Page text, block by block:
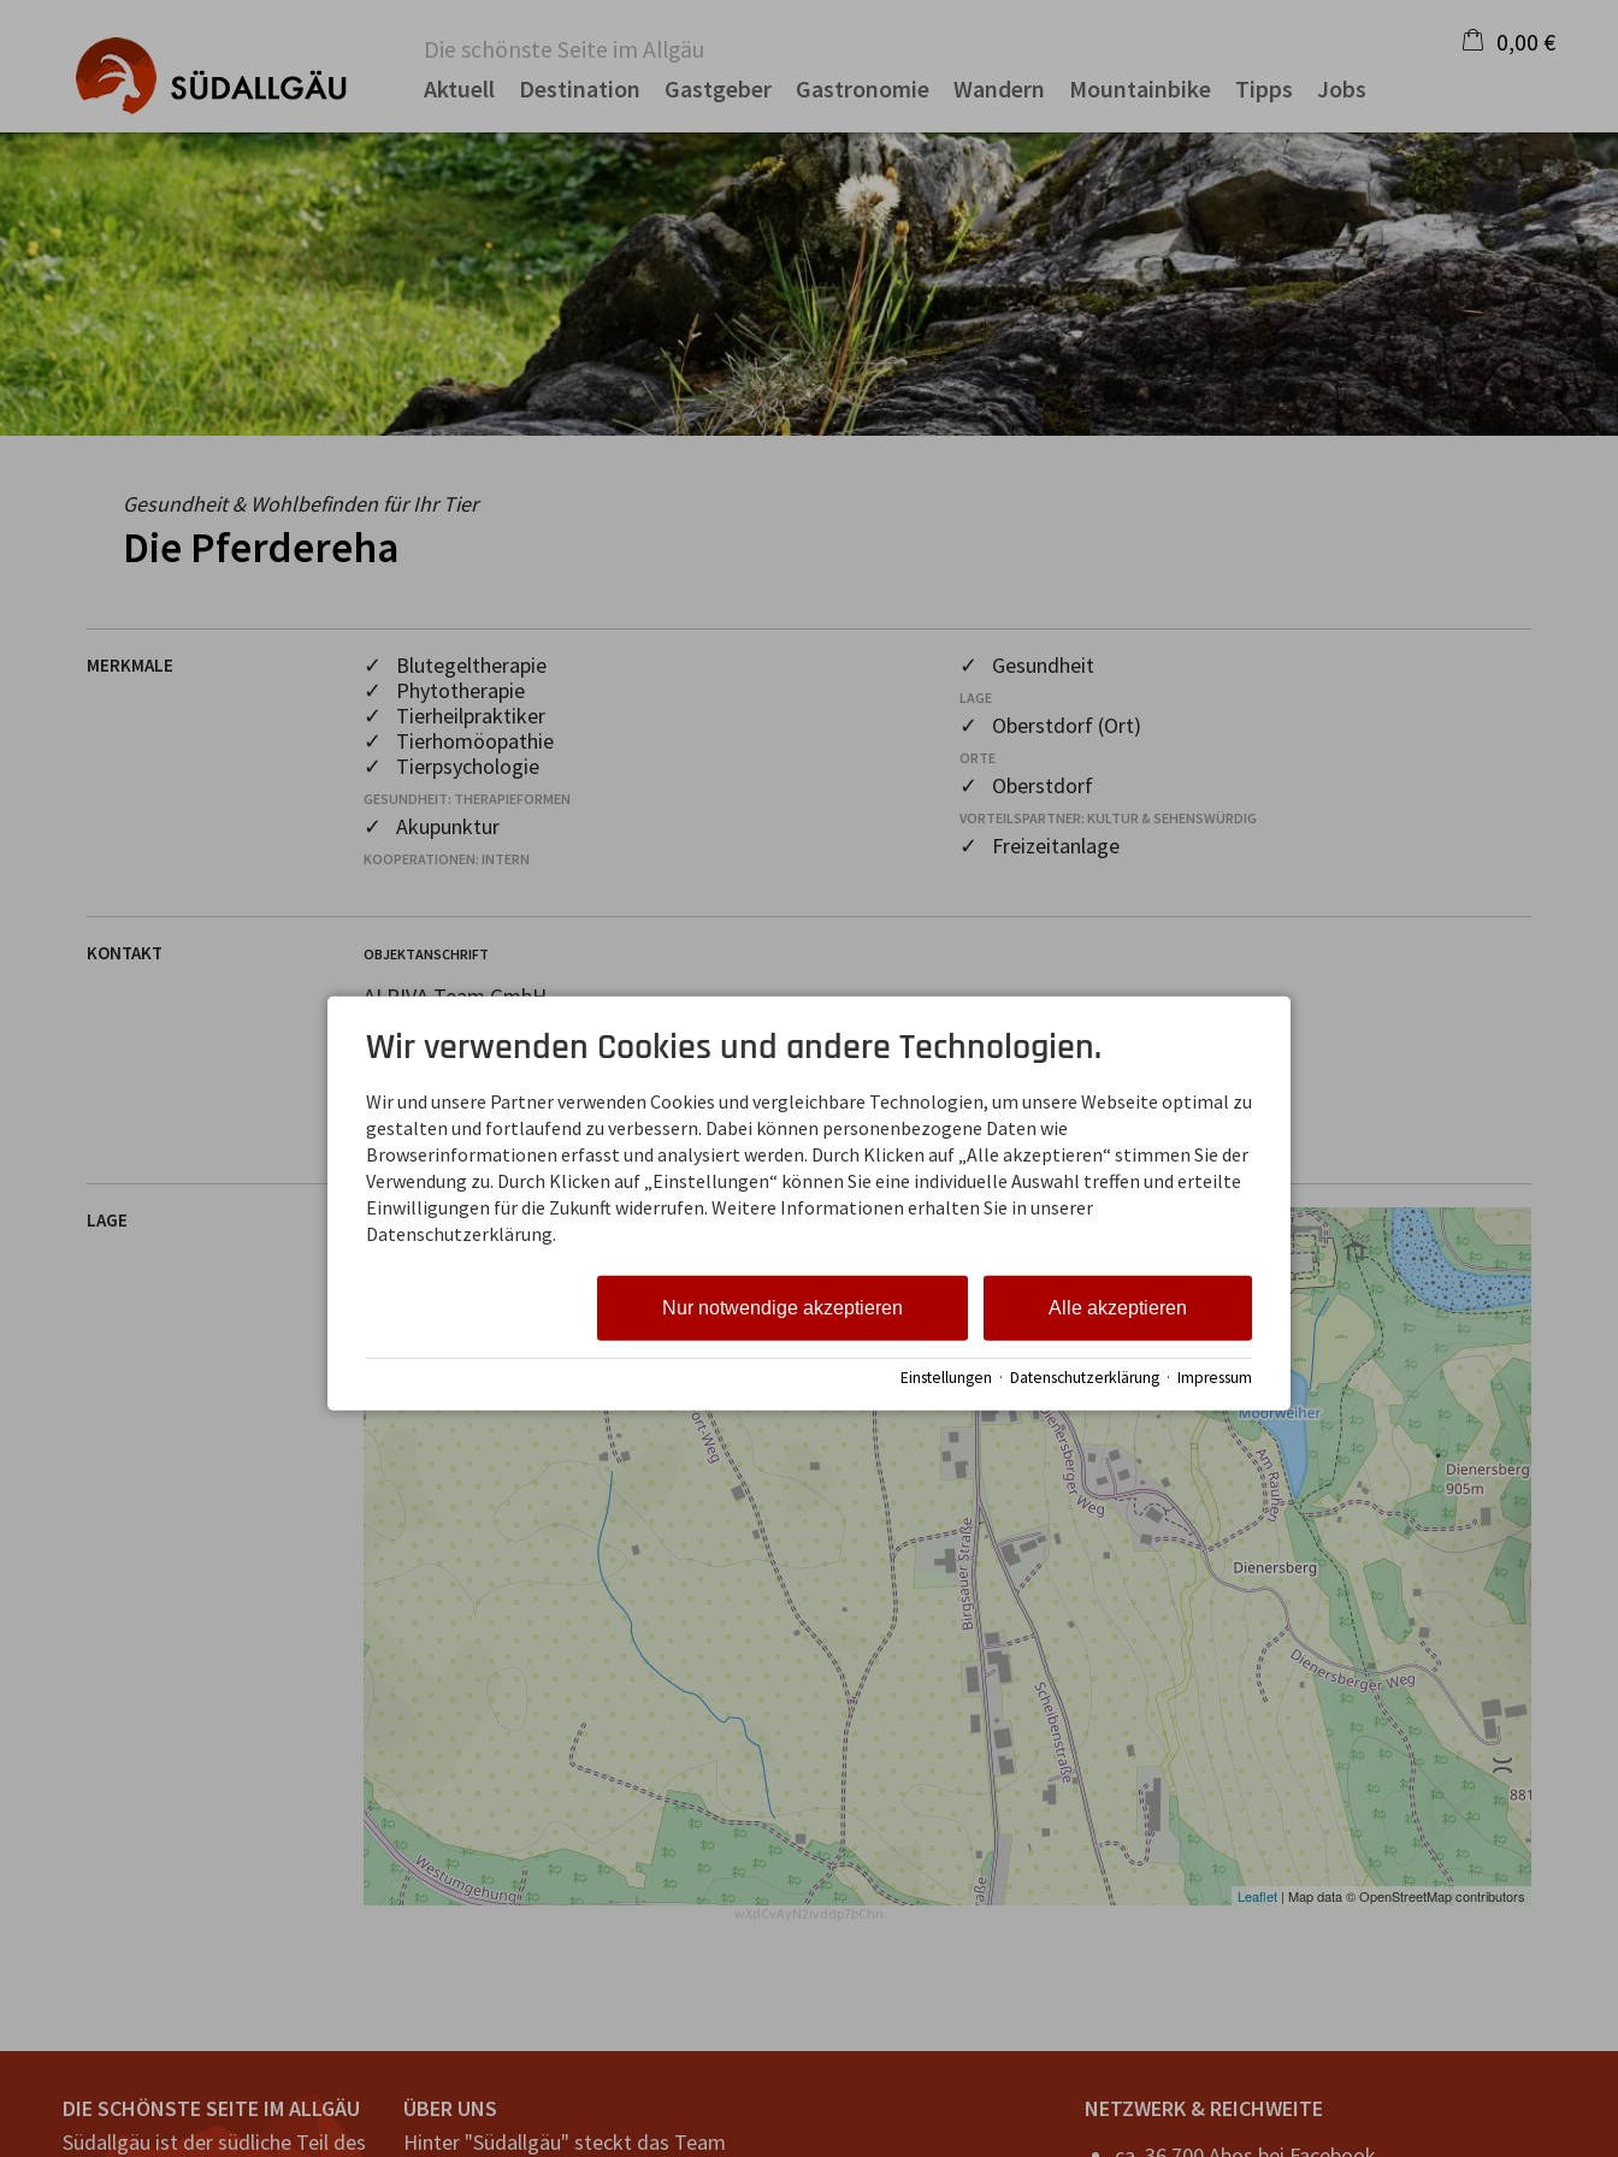
Die schönste Seite im Allgäu
Aktuell
Destination Gastgeber Gastronomie Wandern Mountainbike Tipps Jobs
0,00 €
Warenkorb ist leer
Gesundheit & Wohlbefinden für Ihr Tier
Die Pferdereha
MERKMALE
✓ Blutegeltherapie
✓ Phytotherapie
✓ Tierheilpraktiker
✓ Tierhomöopathie
✓ Tierpsychologie
GESUNDHEIT: THERAPIEFORMEN
✓ Akupunktur
KOOPERATIONEN: INTERN
✓ Gesundheit
LAGE
✓ Oberstdorf (Ort)
ORTE
✓ Oberstdorf
VORTEILSPARTNER: KULTUR & SEHENSWÜRDIG
✓ Freizeitanlage
KONTAKT OBJEKTANSCHRIFT
ALRIVA Team GmbH
Birgsauer Straße 8
DEUTSCHLAND
Mobil+49 172 840 44 88
LAGE
+
Leaflet | Map data © OpenStreetMap contributors
wXdCvAyN2ivddp7bChn
DIE SCHÖNSTE SEITE IM ALLGÄU
Südallgäu ist der südliche Teil des
ÜBER UNS
Hinter "Südallgäu" steckt das Team
NETZWERK & REICHWEITE
Wir verwenden Cookies und andere Technologien.
Wir und unsere Partner verwenden Cookies und vergleichbare Technologien, um unsere Webseite optimal zu
gestalten und fortlaufend zu verbessern. Dabei können personenbezogene Daten wie
Browserinformationen erfasst und analysiert werden. Durch Klicken auf „Alle akzeptieren“ stimmen Sie der
Verwendung zu. Durch Klicken auf „Einstellungen“ können Sie eine individuelle Auswahl treffen und erteilte
Einwilligungen für die Zukunft widerrufen. Weitere Informationen erhalten Sie in unserer
Datenschutzerklärung.
Alle akzeptieren
Nur notwendige akzeptieren
Einstellungen · Datenschutzerklärung · Impressum